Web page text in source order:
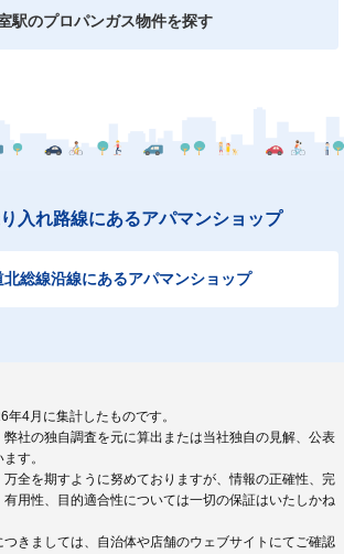
駅のプロパンガス物件を探す
入れ路線にあるアパマンショップ
北総線沿線にあるアパマンショップ
4月に集計したものです。
社の独自調査を元に算出または当社独自の見解、公表
す。
全を期すように努めておりますが、情報の正確性、完
用性、目的適合性については一切の保証はいたしかね
きましては、自治体や店舗のウェブサイトにてご確認